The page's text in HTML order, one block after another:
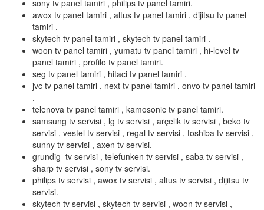
sony tv panel tamiri , philips tv panel tamiri.
awox tv panel tamiri , altus tv panel tamiri , dijitsu tv panel
tamiri .
skytech tv panel tamiri , skytech tv panel tamiri .
woon tv panel tamiri , yumatu tv panel tamiri , hi-level tv
panel tamiri , profilo tv panel tamiri.
seg tv panel tamiri , hitaci tv panel tamiri .
jvc tv panel tamiri , next tv panel tamiri , onvo tv panel tamiri
.
telenova tv panel tamiri , kamosonic tv panel tamiri.
samsung tv servisi , lg tv servisi , arçelik tv servisi , beko tv
servisi , vestel tv servisi , regal tv servisi , toshiba tv servisi ,
sunny tv servisi , axen tv servisi.
grundig tv servisi , telefunken tv servisi , saba tv servisi ,
sharp tv servisi , sony tv servisi.
philips tv servisi , awox tv servisi , altus tv servisi , dijitsu tv
servisi.
skytech tv servisi , skytech tv servisi , woon tv servisi ,